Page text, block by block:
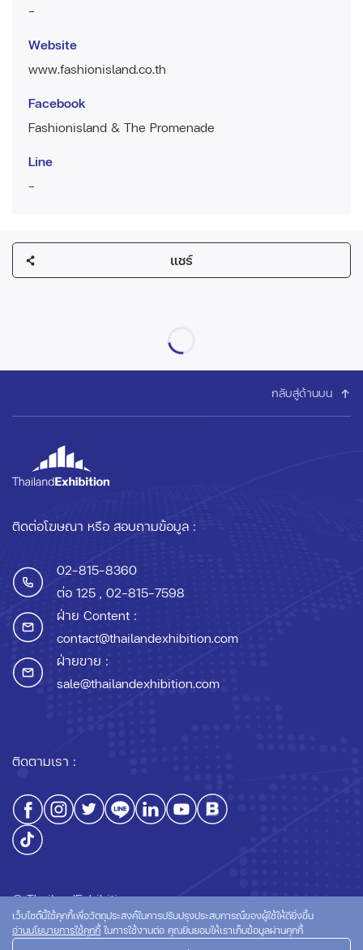
-
Website
www.fashionisland.co.th
Facebook
Fashionisland & The Promenade
Line
-
แชร์
กลับสู่ด้านบน
ติดต่อโฆษณา หรือ สอบถามข้อมูล :
02-815-8360
ต่อ 125 , 02-815-7598
ฝ่าย Content :
contact@thailandexhibition.com
ฝ่ายขาย :
sale@thailandexhibition.com
ติดตามเรา :
© ThailandExhibition.com
เว็บไซต์นี้ใช้คุกกี้เพื่อวัตถุประสงค์ในการปรับปรุงประสบการณ์ของผู้ใช้ให้ดียิ่งขึ้น
อ่านนโยบายการใช้คุกกี้ ในการใช้งานต่อ คุณยินยอมให้เราเก็บข้อมูลผ่านคุกกี้